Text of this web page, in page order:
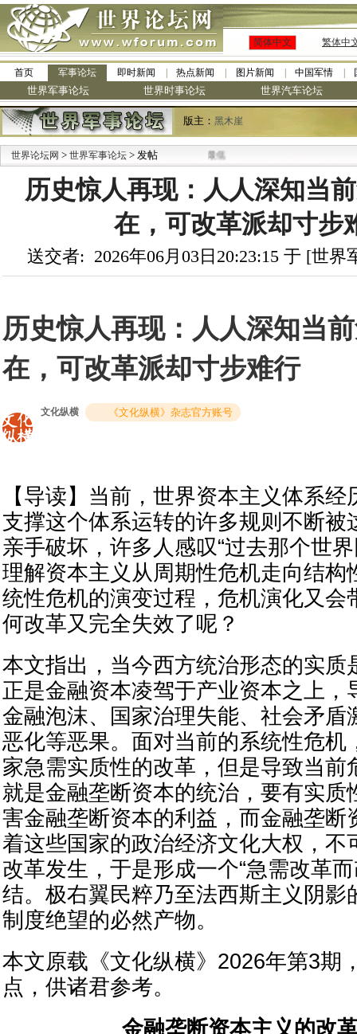
简体中文 繁体中
首页 军事论坛 即时新闻 热点新闻 图片新闻 中国军情
世界军事论坛 世界时事论坛 世界汽车论坛
版主： 黑木崖
世界论坛网 > 世界军事论坛 > 发帖
历史惊人再现：人人深知当
在，可改革派却寸步
送交者: 2026年06月03日20:23:15 于 [世
历史惊人再现：人人深知当
在，可改革派却寸步难行
文化纵横 《文化纵横》杂志官方账号
【导读】当前，世界资本主义体系
支撑这个体系运转的许多规则不断被
亲手破坏，许多人感叹“过去那个世
理解资本主义从周期性危机走向结构
统性危机的演变过程，危机演化又会
何改革又完全失效了呢？
本文指出，当今西方统治形态的实质
正是金融资本凌驾于产业资本之上，
金融泡沫、国家治理失能、社会矛盾
恶化等恶果。面对当前的系统性危机
家急需实质性的改革，但是导致当前
就是金融垄断资本的统治，要有实质
害金融垄断资本的利益，而金融垄断
着这些国家的政治经济文化大权，不
改革发生，于是形成一个“急需改革
结。极右翼民粹乃至法西斯主义阴影
制度绝望的必然产物。
本文原载《文化纵横》2026年第3期
点，供诸君参考。
金融垄断资本主义的改